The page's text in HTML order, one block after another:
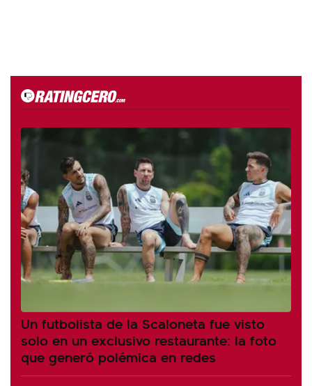
Un futbolista de la Scaloneta fue visto
solo en un exclusivo restaurante: la foto
que generó polémica en redes